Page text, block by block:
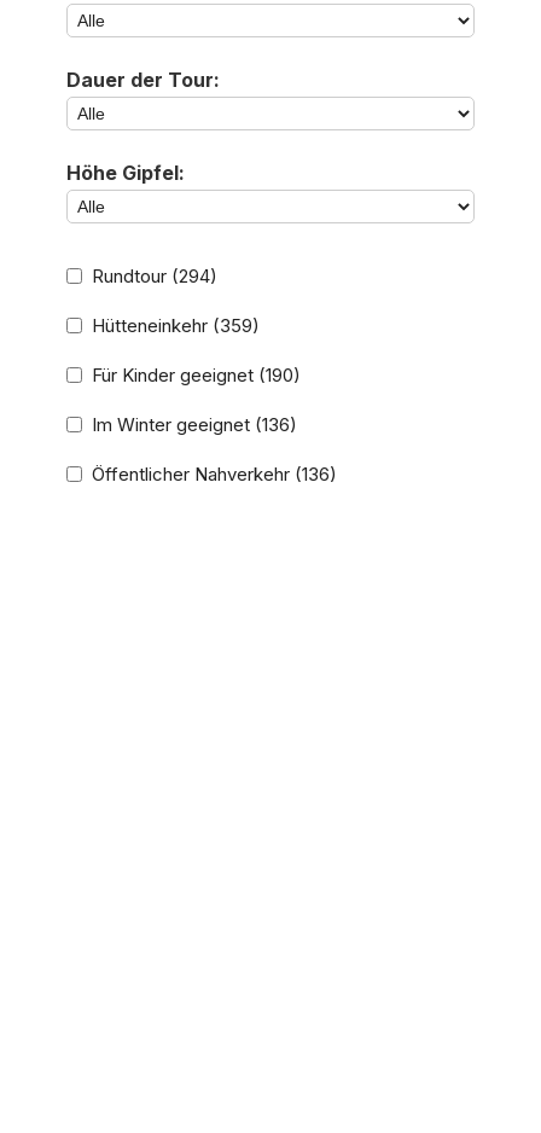
Dauer der Tour:
Höhe Gipfel:
Rundtour (294)
Hütteneinkehr (359)
Für Kinder geeignet (190)
Im Winter geeignet (136)
Öffentlicher Nahverkehr (136)